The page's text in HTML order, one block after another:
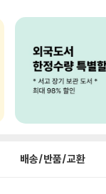
배송/반품/교환